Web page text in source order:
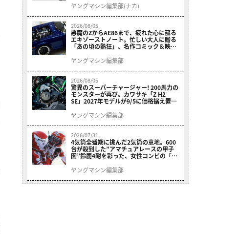
ニット プレシャスレイ スモール］
ヤングマシン編集部(ナカ)
2026/08/05
悪魔のZからAE86まで、疲れた心に蘇る
エキゾーストノート。忙しい大人に贈る
「あの頃の熱狂」、名作コミック＆映画
結！
ヤングマシン編集部
2026/08/05
驚異のスーパーチャージャー! 200馬力の
モンスターが再び。カワサキ「Z H2
SE」2027年モデルが9/5に価格据え置き
ヤングマシン編集部
2026/07/31
4気筒全盛期に挑んだ2気筒の意地。600
台が殺到した”アマチュアレースの甲子
園”鈴鹿4耐を彩った、女性コンビの「ス
ヤングマシン編集部